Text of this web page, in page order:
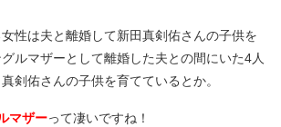
性は夫と離婚して新田真剣佑さんの子供を
ルマザーとして離婚した夫との間にいた4人
剣佑さんの子供を育てているとか。
マザーって凄いですね！